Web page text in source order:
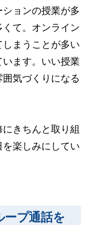
ョンの授業が多
て。オンライン
まうことが多い
ます。いい授業
気づくりになる
きちんと取り組
楽しみにしてい
ープ通話を